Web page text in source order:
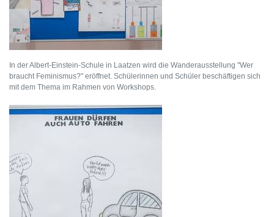
In der Albert-Einstein-Schule in Laatzen wird die Wanderausstellung "Wer
braucht Feminismus?" eröffnet. Schülerinnen und Schüler beschäftigen sich
mit dem Thema im Rahmen von Workshops.